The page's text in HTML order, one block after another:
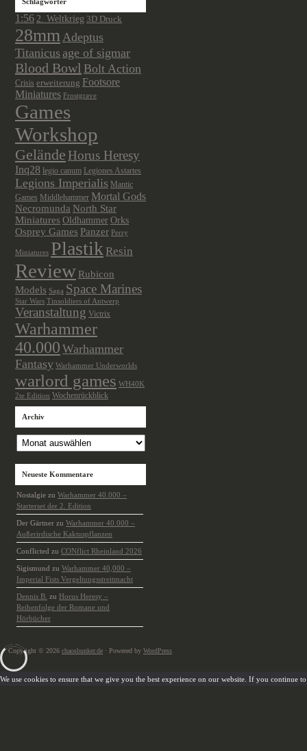
1:56 2. Weltkrieg 3D Druck
28mmAdeptus
Titanicusage of sigmar
Blood Bowl Bolt Action
Crisis erweiterung Footsore
Miniatures Frostgrave
Games
Workshop
Gelände Horus Heresy
Inq28 legio canum Legiones Astartes
Legions Imperialis Mantic
Games Middlehammer Mortal Gods
Necromunda North Star
Miniatures Oldhammer Orks
Osprey Games Panzer Perry
Miniatures Plastik Resin
Review Rubicon
Models Saga Space Marines
Star Wars Tinsoldiers of Antwerp
Veranstaltung Victrix
Warhammer
40.000 Warhammer
Fantasy Warhammer Underworlds
warlord games WH40K
2te Edition Wochenrückblick
Archiv
Neueste Kommentare
Nostalgie zu Warhammer 40.000 –
Starterset der 2. Edition
Der Gärtner zu Warhammer 40.000 –
Außerirdische Kaktuspflanzen
Conflicted zu CONflict Rheinland 2026
Sigismund zu Warhammer 40,000 –
Imperial Fists Vergeltungsstreitmacht
Dennis B. zu Horus Heresy –
Reihenfolge der Romane und
Hörbücher
Copyright © 2026 chaosbunker.de · Powered by WordPress
We use cookies to ensure that we give you the best experience on our website. If you continue